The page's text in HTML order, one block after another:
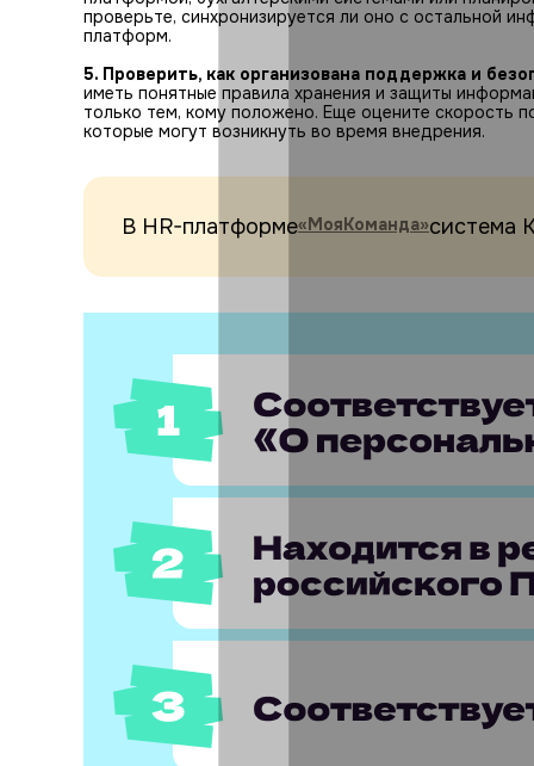
проверьте, синхронизируется ли оно с остальной
платформ.
5. Проверить, как организована поддержка и
иметь понятные правила хранения и защиты
только тем, кому положено. Еще оцените скорость
которые могут возникнуть во время внедрения.
В HR-платформе«МояКоманда»система